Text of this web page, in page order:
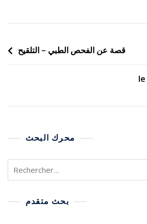
قصة عن الفحص الطبي – التلقيح
محرك البحث
بحث متقدم